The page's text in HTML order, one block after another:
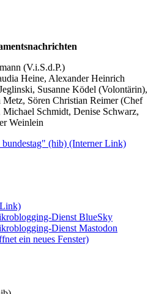
(V.i.S.d.P.)
Heine, Alexander Heinrich
Susanne Ködel (Volontärin),
Metz, Sören Christian Reimer (Chef
Schmidt, Denise Schwarz,
Weinlein
(hib) (Interner Link)
Dienst BlueSky
Dienst Mastodon
ein neues Fenster)